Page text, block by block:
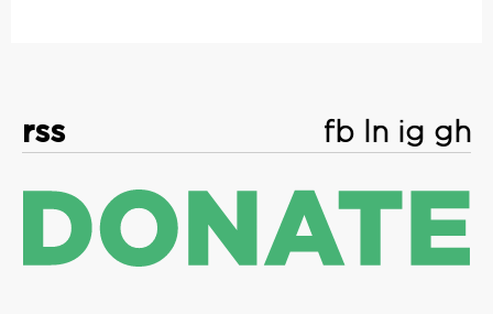
rss fb ln ig gh